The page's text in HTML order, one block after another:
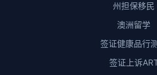
州担保移民
澳洲留学
签证健康品行
签证上诉